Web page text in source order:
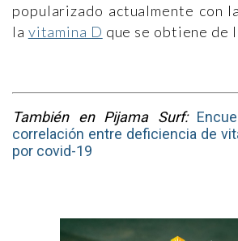
popularizado actualmente con
la vitamina D que se obtiene de
También en Pijama Surf:
correlación entre deficiencia de
por covid-19